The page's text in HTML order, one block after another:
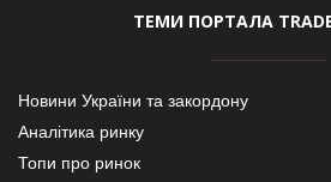
ТЕМИ ПОРТАЛА
Новини України та закордону
Аналітика ринку
Топи про ринок